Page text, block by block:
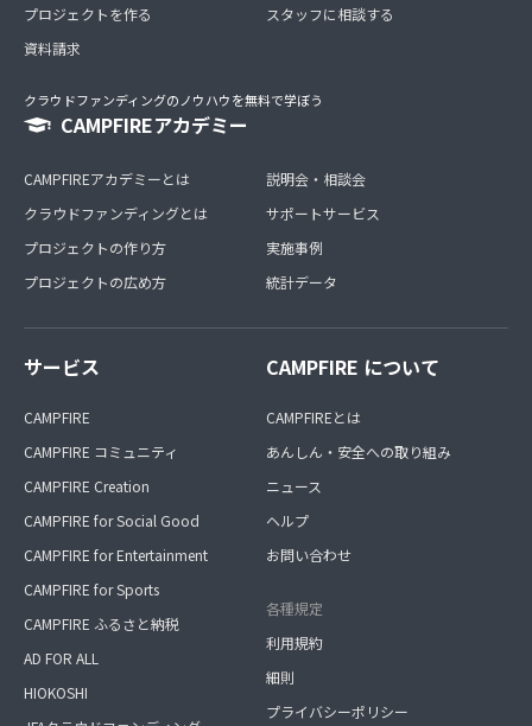
プロジェクトを作る
資料請求
スタッフに相談する
クラウドファンディングのノウハウを無料で学ぼう
CAMPFIREアカデミー
CAMPFIREアカデミーとは
クラウドファンディングとは
プロジェクトの作り方
プロジェクトの広め方
説明会・相談会
サポートサービス
実施事例
統計データ
サービス
CAMPFIRE
CAMPFIRE コミュニティ
CAMPFIRE Creation
CAMPFIRE for Social Good
CAMPFIRE for Entertainment
CAMPFIRE for Sports
CAMPFIRE ふるさと納税
AD FOR ALL
HIOKOSHI
CAMPFIRE について
CAMPFIREとは
あんしん・安全への取り組み
ニュース
ヘルプ
お問い合わせ
各種規定
利用規約
細則
プライバシーポリシー